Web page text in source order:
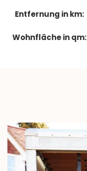
Entfernung in km:
Wohnfläche in qm: